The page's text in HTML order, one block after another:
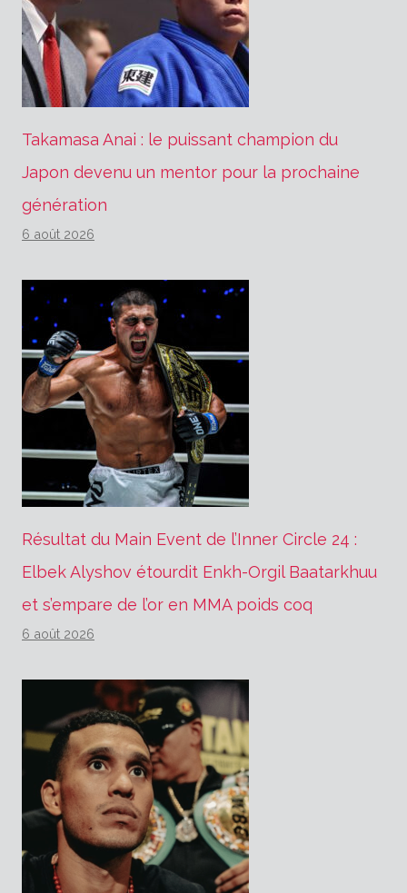
Takamasa Anai : le puissant champion du
Japon devenu un mentor pour la prochaine
génération
6 août 2026
Résultat du Main Event de l’Inner Circle 24 :
Elbek Alyshov étourdit Enkh-Orgil Baatarkhuu
et s’empare de l’or en MMA poids coq
6 août 2026